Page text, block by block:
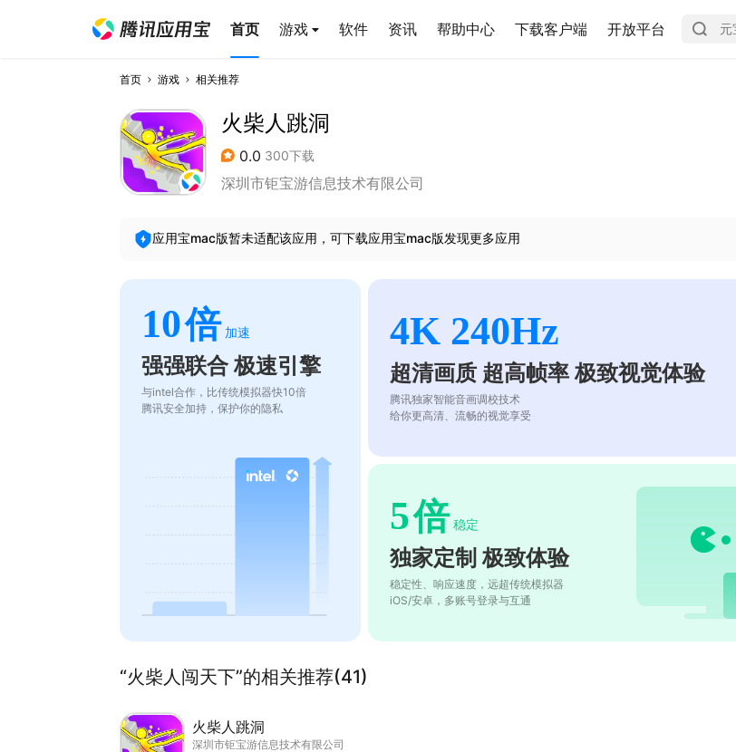
首页 游戏 软件 资讯 帮助中心 下载客户端 开放平台
首页 游戏 相关推荐
火柴人跳洞
0.0 300下载
深圳市钜宝游信息技术有限公司
应用宝mac版暂未适配该应用，可下载应用宝mac版发现更多应用
10倍 加速
强强联合 极速引擎
与intel合作，比传统模拟器快10倍
腾讯安全加持，保护你的隐私
4K 240Hz
超清画质 超高帧率 极致视觉体验
腾讯独家智能音画调校技术
给你更高清、流畅的视觉享受
5倍 稳定
独家定制 极致体验
稳定性、响应速度，远超传统模拟器
iOS/安卓，多账号登录与互通
“火柴人闯天下”的相关推荐(41)
火柴人跳洞
深圳市钜宝游信息技术有限公司